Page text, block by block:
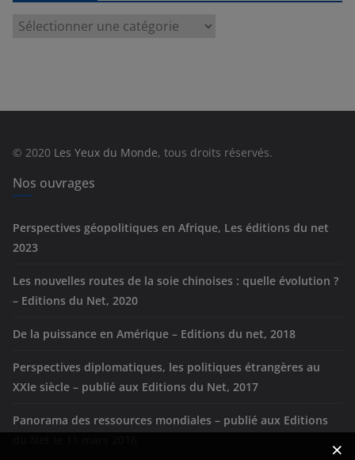
e
s
© 2020 Les Yeux du Monde, tous droits réservés.
Nos ouvrages
Perspectives géopolitiques en Afrique, Les éditions du net
2023
Les nouvelles routes de la soie chinoises : quelle évolution ?
– Editions du Net, 2020
De la puissance en Amérique – Editions du net, 2018
Perspectives diplomatiques, les politiques étrangères au
XXIe siècle – publié aux Editions du Net, 2017
Panorama des ressources mondiales – publié aux Editions